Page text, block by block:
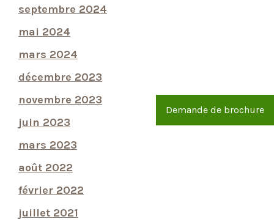
septembre 2024
mai 2024
mars 2024
décembre 2023
novembre 2023
juin 2023
mars 2023
août 2022
février 2022
juillet 2021
Demande de brochure